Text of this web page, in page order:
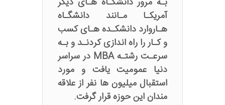
آمریکـا مـانند دانشگـاه
هـاروارد دانشکـده هـای کسب
و کـار را راه اندازی کردنـد و بـه
سرعـت رشتـه MBA در سراسر
دنیا عمومیت یافت و مورد
استقبال میلیون ها نفر از علاقه‌
مندان این حوزه قرار گرفت.